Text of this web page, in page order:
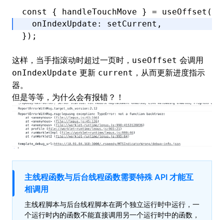
const { handleTouchMove } = useOffset ({
  onIndexUpdate
: setCurrent ,
});
这样，当手指滚动时超过一页时， useOffset 会调用
onIndexUpdate 更新 current ，从而更新进度指示
器。
但是等等，为什么会有报错？！
主线程函数与后台线程函数需要特殊 API 才能互
相调用
主线程脚本与后台线程脚本在两个独立运行时中运行，一
个运行时内的函数不能直接调用另一个运行时中的函数，